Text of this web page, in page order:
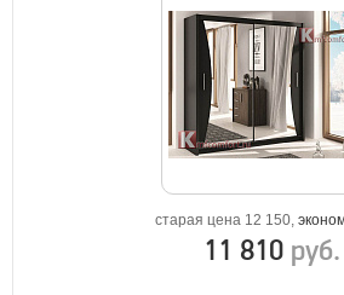
старая цена 12 150,
11 810 руб.